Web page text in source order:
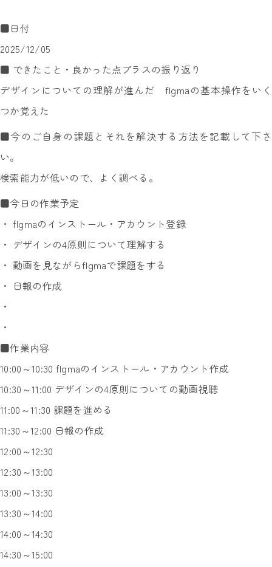
■日付
2025/12/05
■ できたこと・良かった点プラスの振り返り
デザインについての理解が進んだ fIgmaの基本操作をいく
つか覚えた
■今のご自身の課題とそれを解決する方法を記載して下さ
い。
検索能力が低いので、よく調べる。
■今日の作業予定
・ fIgmaのインストール・アカウント登録
・ デザインの4原則について理解する
・ 動画を見ながらfIgmaで課題をする
・ 日報の作成
・
・
■作業内容
10:00～10:30 fIgmaのインストール・アカウント作成
10:30～11:00 デザインの4原則についての動画視聴
11:00～11:30 課題を進める
11:30～12:00 日報の作成
12:00～12:30
12:30～13:00
13:00～13:30
13:30～14:00
14:00～14:30
14:30～15:00